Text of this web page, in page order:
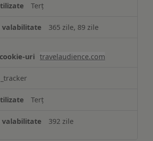
Terț
365 zile, 89 zile
travelaudience.com
_tracker
Terț
392 zile